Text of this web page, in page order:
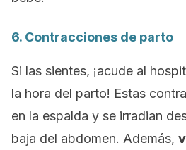
6. Contracciones de parto
Si las sientes, ¡acude al
la hora del parto! Estas
en la espalda y se irradian
baja del abdomen. Además,